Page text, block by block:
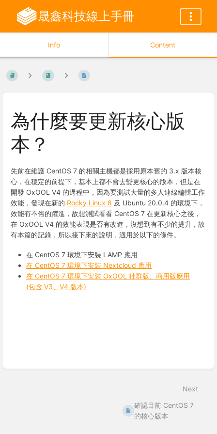
晟鑫科技線上手冊
Info Content
為什麼要更新核心版
本？
先前在維護 CentOS 7 的相關主機都是採用原本舊的 3.x 版本核
心，在穩定的前提下，基本上都不會去變更核心的版本，但是在
開發 OxOOL V4 的過程中，因為要測試大量的多人連線編輯工作
效能，發現在新的 Rocky Linux 8 及 Ubuntu 20.0.4 的環境下，
效能有不俗的躍進，故想測試看看 CentOS 7 在更新核心之後，
在 OxOOL V4 的效能表現是否有改進，沒想到有不少的提升，故
有本篇的記錄，所以接下來的說明，適用於以下的條件。
在 CentOS 7 環境下安裝 LAMP 應用
在 CentOS 7 環境下安裝 Nextcloud 應用
在 CentOS 7 環境下安裝 OxOOL 社群版、商用版應用
(包含 V3、V4 版本)
Next
確認目前 CentOS 7
的核心版本